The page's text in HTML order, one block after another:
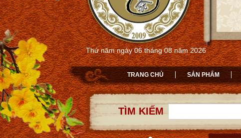
Thứ năm ngày 06 tháng 08 năm 2026
TRANG CHỦ SẢN PHẨM
TÌM KIẾM